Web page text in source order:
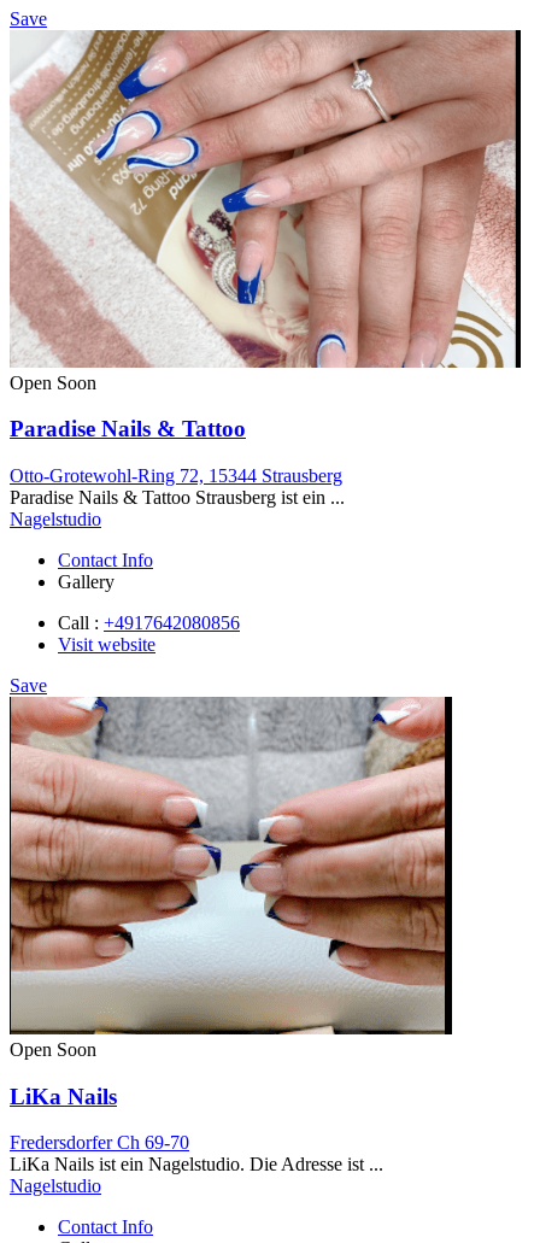
Save
Open Soon
Paradise Nails & Tattoo
Otto-Grotewohl-Ring 72, 15344 Strausberg
Paradise Nails & Tattoo Strausberg ist ein ...
Nagelstudio
Contact Info
Gallery
Call : +4917642080856
Visit website
Save
Open Soon
LiKa Nails
Fredersdorfer Ch 69-70
LiKa Nails ist ein Nagelstudio. Die Adresse ist ...
Nagelstudio
Contact Info